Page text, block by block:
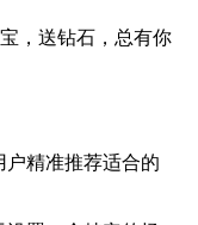
，送钻石，总有你
户精准推荐适合的